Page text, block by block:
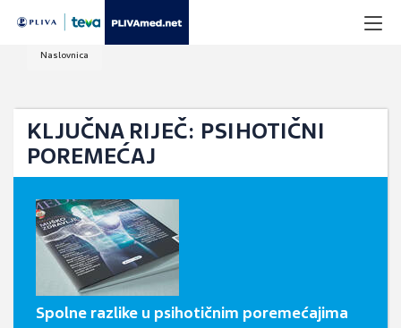
Naslovnica
KLJUČNA RIJEČ: PSIHOTIČNI
POREMEĆAJ
Spolne razlike u psihotičnim poremećajima